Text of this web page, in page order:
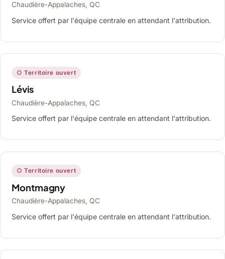
Chaudière-Appalaches, QC
Service offert par l'équipe centrale en attendant l'attribution.
○ Territoire ouvert
Lévis
Chaudière-Appalaches, QC
Service offert par l'équipe centrale en attendant l'attribution.
○ Territoire ouvert
Montmagny
Chaudière-Appalaches, QC
Service offert par l'équipe centrale en attendant l'attribution.